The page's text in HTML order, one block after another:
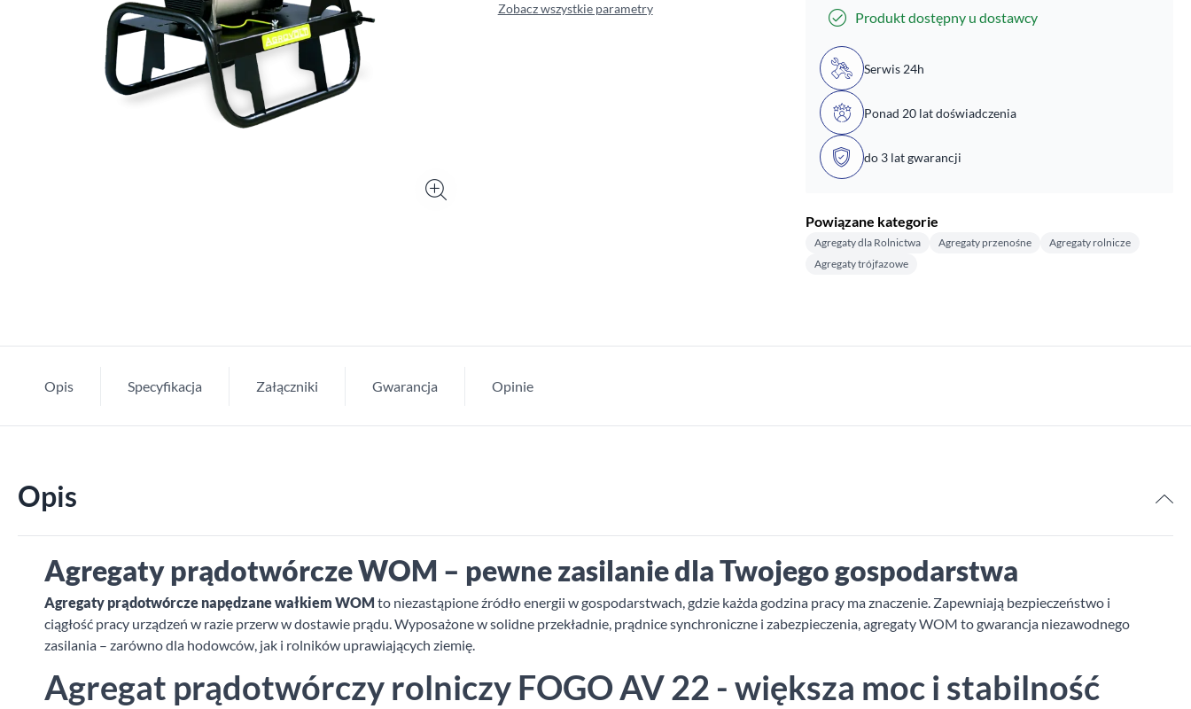
Zobacz wszystkie parametry
Produkt dostępny u dostawcy
Serwis 24h
Ponad 20 lat doświadczenia
do 3 lat gwarancji
Powiązane kategorie
Agregaty dla Rolnictwa Agregaty przenośne
Agregaty rolnicze
Agregaty trójfazowe
Opis Specyfikacja Załączniki Gwarancja Opinie
Opis
Agregaty prądotwórcze WOM – pewne zasilanie dla Twojego gospodarstwa
Agregaty prądotwórcze napędzane wałkiem WOM to niezastąpione źródło energii w gospodarstwach, gdzie każda godzina pracy ma znaczenie. Zapewniają bezpieczeństwo i
ciągłość pracy urządzeń w razie przerw w dostawie prądu. Wyposażone w solidne przekładnie, prądnice synchroniczne i zabezpieczenia, agregaty WOM to gwarancja niezawodnego
zasilania – zarówno dla hodowców, jak i rolników uprawiających ziemię.
Agregat prądotwórczy rolniczy FOGO AV 22 - większa moc i stabilność